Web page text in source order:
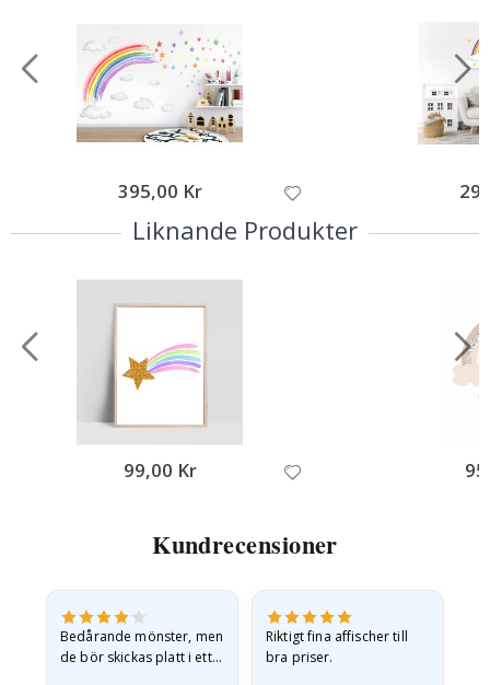
395,00 Kr
Liknande Produkter
99,00 Kr
Kundrecensioner
Bedårande mönster, men
de bör skickas platt i ett
Riktigt fina affischer till
bra priser.